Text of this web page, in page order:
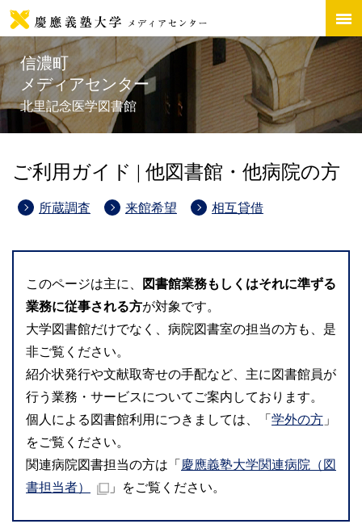
信濃町
メディアセンター
北里記念医学図書館
ご利用ガイド | 他図書館・他病院の方
所蔵調査 来館希望 相互貸借
このページは主に、
図書館業務もしくはそれに準ずる
業務に従事される方が対象です。
大学図書館だけでなく、病院図書室の担当の方も、是
非ご覧ください。
紹介状発行や文献取寄せの手配など、主に図書館員が
行う業務・サービスについてご案内しております。
個人による図書館利用につきましては、「 学外の方 」
をご覧ください。
関連病院図書担当の方は「 慶應義塾大学関連病院（図
書担当者）
」をご覧ください。